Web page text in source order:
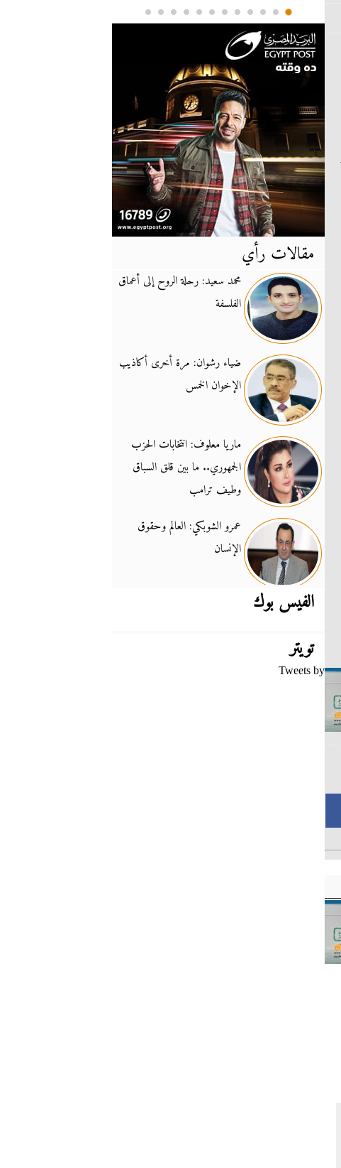
مقالات رأي
محمد سعيد: رحلة الروح إلى أعماق
الفلسفة
ضياء رشوان: مرة أخرى أكاذيب
الإخوان الخمس
ماريا معلوف: انتخابات الحزب
الجمهوري.. ما بين قلق السباق
وطيف ترامب
عمرو الشوبكي: العالم وحقوق
الإنسان
الفيس بوك
تويتر
Tweets by